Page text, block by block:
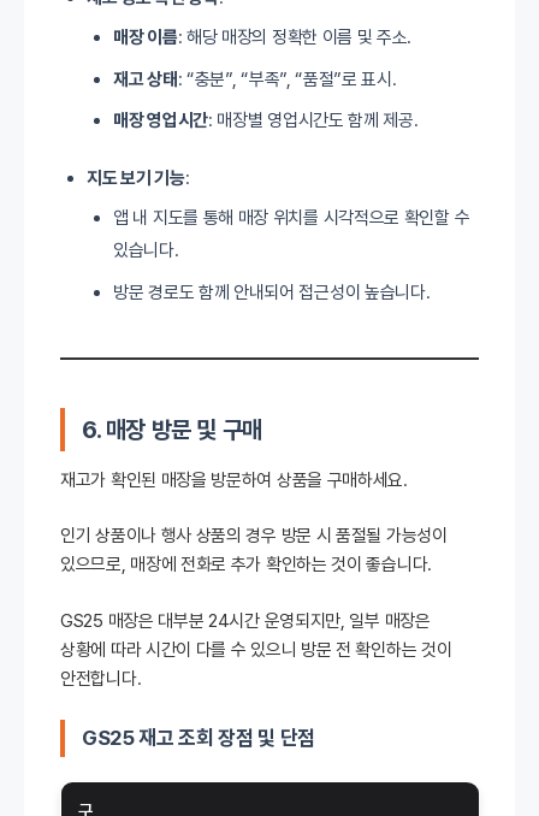
매장 이름: 해당 매장의 정확한 이름 및 주소.
재고 상태: “충분”, “부족”, “품절”로 표시.
매장 영업시간: 매장별 영업시간도 함께 제공.
지도 보기 기능:
앱 내 지도를 통해 매장 위치를 시각적으로 확인할 수
있습니다.
방문 경로도 함께 안내되어 접근성이 높습니다.
6. 매장 방문 및 구매
재고가 확인된 매장을 방문하여 상품을 구매하세요.
인기 상품이나 행사 상품의 경우 방문 시 품절될 가능성이
있으므로, 매장에 전화로 추가 확인하는 것이 좋습니다.
GS25 매장은 대부분 24시간 운영되지만, 일부 매장은
상황에 따라 시간이 다를 수 있으니 방문 전 확인하는 것이
안전합니다.
GS25 재고 조회 장점 및 단점
구